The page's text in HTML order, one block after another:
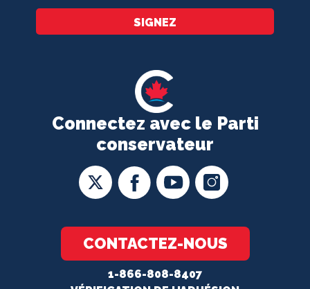
Connectez avec le Parti
conservateur
CONTACTEZ-NOUS
1-866-808-8407
SIGNEZ